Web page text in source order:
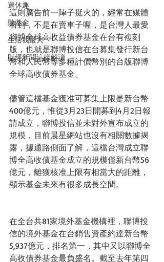
退休趣
聽基金
生活我最大
財經新聞這樣解讀
這則廣告前一陣子挺火的，經常在媒體
看到，不是在賣車子喔，是台灣人最愛
聯博全球高收益債券基金在台有複刻
版，也就是聯博投信在台募集發行新台
幣和人民幣等多種計價幣別的台版聯博
全球高收債券基金。
儘管這檔基金獲准可募集上限是新台幣
400億元，惟從3月23日開募到4月2日報
請成立，聯博投信並未對外宣布成立的
規模，目前晨星網站也沒有相關數據揭
露，據通路側面了解，這檔台灣成立聯
博全高收債基金成立的規模僅新台幣56
億元，離獲核准上限有相當大的距離，
顯示基金未來有很多成長空間。
在全台共81家境外基金機構裡，聯博投
信的境外基金在台銷售資產約達新台幣
5,937億元，排名第一，其中又以聯博全
高收債券基金最負盛名。截至去年第四